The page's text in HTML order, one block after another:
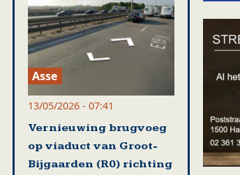
Asse
13/05/2026 - 07:41
Vernieuwing brugvoeg
op viaduct van Groot-
Bijgaarden (R0) richting